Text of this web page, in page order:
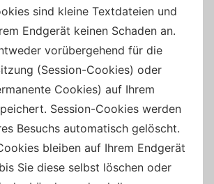
sind kleine Textdateien und
Endgerät keinen Schaden an.
vorübergehend für die
(Session-Cookies) oder
Cookies) auf Ihrem
Session-Cookies werden
Besuchs automatisch gelöscht.
bleiben auf Ihrem Endgerät
Sie diese selbst löschen oder